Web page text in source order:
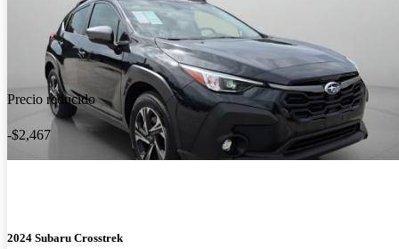
Precio reducido
-$2,467
2024 Subaru Crosstrek